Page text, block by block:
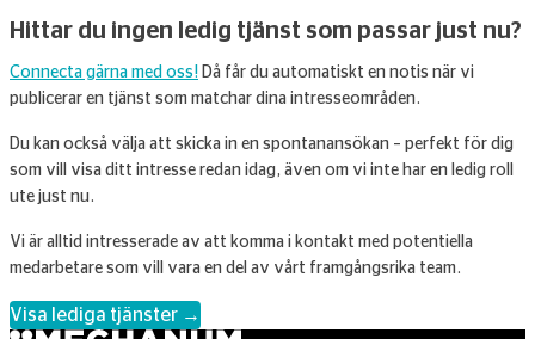
Hittar du ingen ledig tjänst som passar just nu?
Connecta gärna med oss! Då får du automatiskt en notis när vi
publicerar en tjänst som matchar dina intresseområden.
Du kan också välja att skicka in en spontanansökan – perfekt för dig
som vill visa ditt intresse redan idag, även om vi inte har en ledig roll
ute just nu.
Vi är alltid intresserade av att komma i kontakt med potentiella
medarbetare som vill vara en del av vårt framgångsrika team.
Visa lediga tjänster →